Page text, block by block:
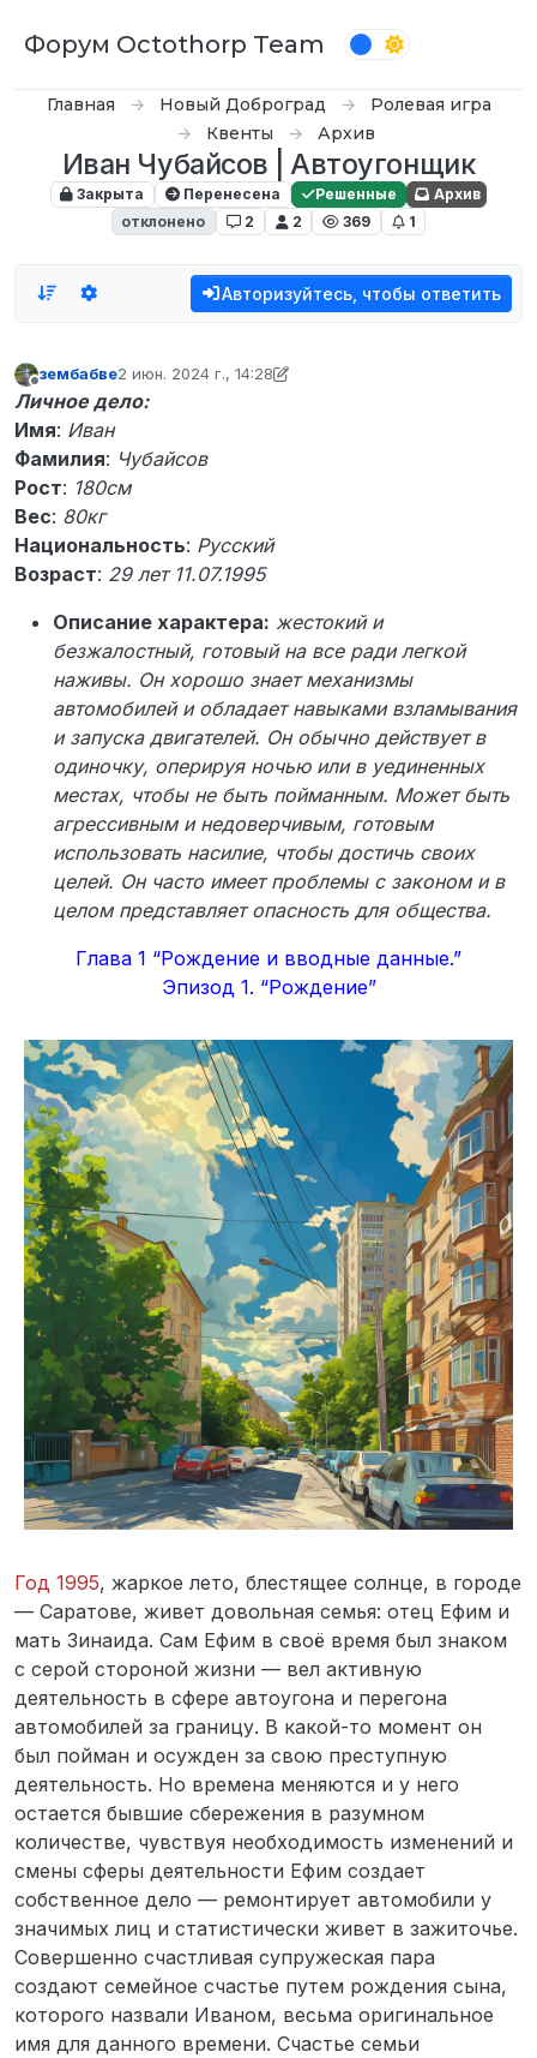
Форум Octothorp Team
Главная Новый Доброград
Ролевая игра
Квенты
Архив
Иван Чубайсов | Автоугонщик
Закрыта Перенесена Решенные
Архив
отклонено
2 2 369 1
Авторизуйтесь, чтобы ответить
зембабве2 июн. 2024 г., 14:28
отредактировано зембабве
Личное дело:
Имя: Иван
Фамилия: Чубайсов
Рост: 180см
Вес: 80кг
Национальность: Русский
Возраст: 29 лет 11.07.1995
Описание характера: жестокий и
безжалостный, готовый на все ради легкой
наживы. Он хорошо знает механизмы
автомобилей и обладает навыками взламывания
и запуска двигателей. Он обычно действует в
одиночку, оперируя ночью или в уединенных
местах, чтобы не быть пойманным. Может быть
агрессивным и недоверчивым, готовым
использовать насилие, чтобы достичь своих
целей. Он часто имеет проблемы с законом и в
целом представляет опасность для общества.
Глава 1 “Рождение и вводные данные.”
Эпизод 1. “Рождение”
Год 1995, жаркое лето, блестящее солнце, в городе
— Саратове, живет довольная семья: отец Ефим и
мать Зинаида. Сам Ефим в своё время был знаком
с серой стороной жизни — вел активную
деятельность в сфере автоугона и перегона
автомобилей за границу. В какой-то момент он
был пойман и осужден за свою преступную
деятельность. Но времена меняются и у него
остается бывшие сбережения в разумном
количестве, чувствуя необходимость изменений и
смены сферы деятельности Ефим создает
собственное дело — ремонтирует автомобили у
значимых лиц и статистически живет в зажиточье.
Совершенно счастливая супружеская пара
создают семейное счастье путем рождения сына,
которого назвали Иваном, весьма оригинальное
имя для данного времени. Счастье семьи